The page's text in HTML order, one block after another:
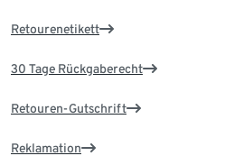
Retourenetikett
30 Tage Rückgaberecht
Retouren-Gutschrift
Reklamation